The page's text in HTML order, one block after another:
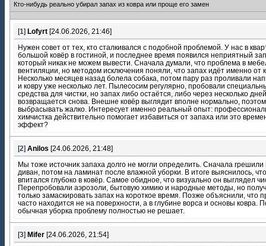
Кто-нибудь реально убирал запах из ковра или проще его замен
[1] Lofyrt [24.06.2026, 21:46]
Нужен совет от тех, кто сталкивался с подобной проблемой. У нас в
большой ковёр в гостиной, и последнее время появился неприятный
который никак не можем вывести. Сначала думали, что проблема в
вентиляции, но методом исключения поняли, что запах идёт именно от
Несколько месяцев назад болела собака, потом пару раз проливали
и ковру уже несколько лет. Пылесосим регулярно, пробовали
средства для чистки, но запах либо остаётся, либо через несколько дней
возвращается снова. Внешне ковёр выглядит вполне нормально,
выбрасывать жалко. Интересует именно реальный опыт:
химчистка действительно помогает избавиться от запаха или это
эффект?
[2] Anilos [24.06.2026, 21:48]
Мы тоже источник запаха долго не могли определить. Сначала грешили
диван, потом на ламинат после влажной уборки. В итоге выяснилось,
впитался глубоко в ковёр. Самое обидное, что визуально он выглядел
Перепробовали аэрозоли, бытовую химию и народные методы, но
только замаскировать запах на короткое время. Позже объяснили, что
часто находится не на поверхности, а в глубине ворса и основы ковра.
обычная уборка проблему полностью не решает.
[3] Mifer [24.06.2026, 21:54]